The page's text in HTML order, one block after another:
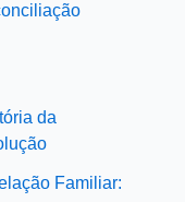
da
Familiar: